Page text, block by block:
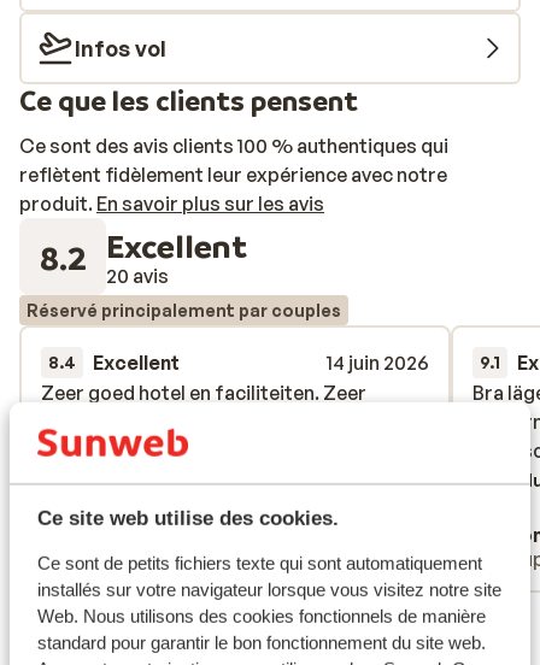
Ce site web utilise des cookies.
Ce sont de petits fichiers texte qui sont automatiquement
installés sur votre navigateur lorsque vous visitez notre site
Web. Nous utilisons des cookies fonctionnels de manière
standard pour garantir le bon fonctionnement du site web.
Infos vol
Ce que les clients pensent
Ce sont des avis clients 100 % authentiques qui
reflètent fidèlement leur expérience avec notre
produit. En savoir plus sur les avis
8.2 Excellent
20 avis
Réservé principalement par couples
8.4 Excellent
14 juin 2026
Zeer goed hotel en faciliteiten. Zeer
aangename service. Spijtig van de toch wel
drukke straat tussen het hotel en het
strand (Veel en laat lawaai)
Zeer goed hotel en faciliteiten. Zeer
aangename service. Spijtig van de toch wel
drukke straat tussen het hotel en het
strand (Veel en laat lawaai)
Traduire en français (FR)
Couples
9.1
Bra
gäng
Bra
gäng
Voir tous les 20 avis